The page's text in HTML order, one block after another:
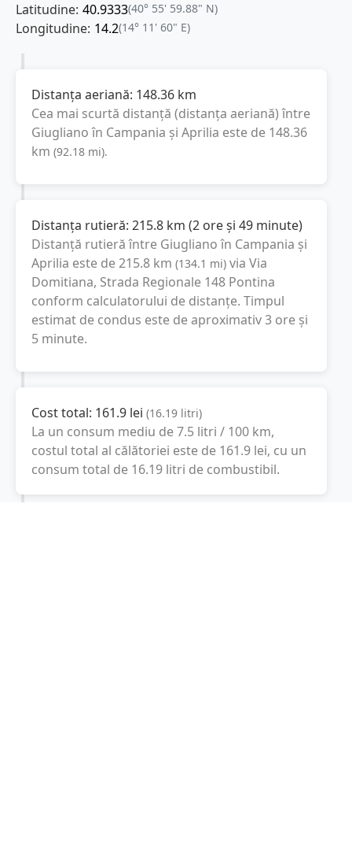
Latitudine: 40.9333(40° 55' 59.88" N)
Longitudine: 14.2(14° 11' 60" E)
Distanța aeriană: 148.36 km
Cea mai scurtă distanță (distanța aeriană) între
Giugliano în Campania și Aprilia este de 148.36
km (92.18 mi).
Distanța rutieră: 215.8 km (2 ore și 49 minute)
Distanță rutieră între Giugliano în Campania și
Aprilia este de215.8 km (134.1 mi) via Via
Domitiana, Strada Regionale 148 Pontina
conform calculatorului de distanțe. Timpul
estimat de condus este de aproximativ3 ore și
5 minute.
Cost total: 161.9 lei (16.19 litri)
La un consum mediu de7.5 litri / 100 km,
costul total al călătoriei este de 161.9 lei, cu un
consum total de 16.19 litri de combustibil.